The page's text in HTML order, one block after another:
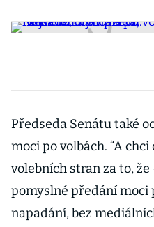
Předseda Senátu také
moci po volbách. “A
volebních stran za to,
pomyslné předání moci
napadání, bez